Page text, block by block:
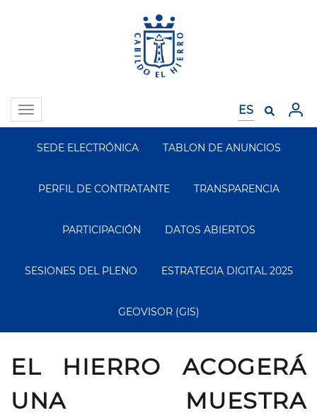
Toggle
navigation
Segundo
Menu
SEDE ELECTRÓNICA TABLON DE ANUNCIOS
PERFIL DE CONTRATANTE TRANSPARENCIA
PARTICIPACIÓN DATOS ABIERTOS
SESIONES DEL PLENO ESTRATEGIA DIGITAL 2025
GEOVISOR (GIS)
EL HIERRO ACOGERÁ
UNA MUESTRA